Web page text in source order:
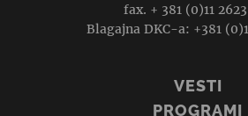
fax. + 381 (0)11
Blagajna DKC-a: +381
VESTI
PROGRAMI